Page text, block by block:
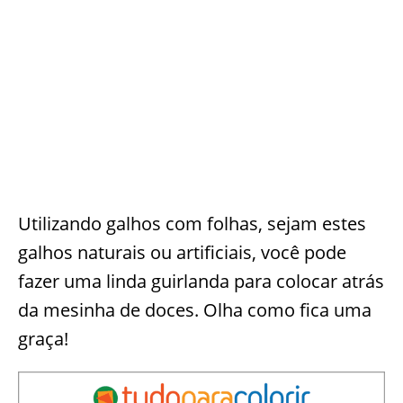
Utilizando galhos com folhas, sejam estes
galhos naturais ou artificiais, você pode
fazer uma linda guirlanda para colocar atrás
da mesinha de doces. Olha como fica uma
graça!